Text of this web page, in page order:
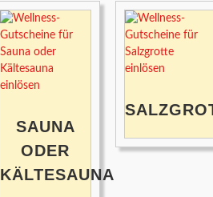
SAUNA
ODER
KÄLTESAUNA